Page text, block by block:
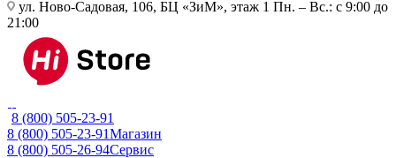
ул. Ново-Садовая, 106, БЦ «ЗиМ», этаж 1 Пн. – Вс.: с 9:00 до
21:00
8 (800) 505-23-91
8 (800) 505-23-91Магазин
8 (800) 505-26-94Сервис